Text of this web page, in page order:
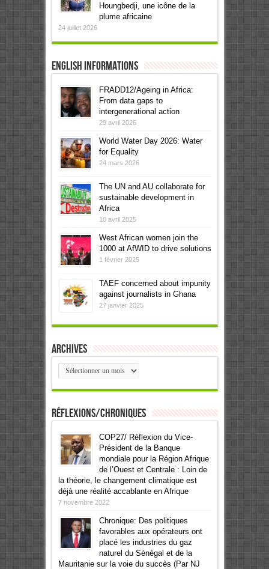
Houngbedji, une icône de la
plume africaine
24 juillet 2026
English informations
FRADD12/Ageing in Africa:
From data gaps to
intergenerational action
29 avril 2026
World Water Day 2026: Water
for Equality
24 mars 2026
The UN and AU collaborate for
sustainable development in
Africa
10 avril 2025
West African women join the
1000 at AfWID to drive solutions
1 février 2025
TAEF concerned about impunity
against journalists in Ghana
27 janvier 2025
Archives
Archives
Réflexions/Chroniques
COP27/ Réflexion du Vice-
Président de la Banque
mondiale pour la Région Afrique
de l’Ouest et Centrale : Loin de
la théorie, le changement climatique est
déjà une réalité accablante en Afrique
7 novembre 2022
Chronique: Des politiques
favorables aux opérateurs ont
placé les industries du gaz
naturel du Sénégal et de la
Mauritanie sur la voie du succès (Par NJ